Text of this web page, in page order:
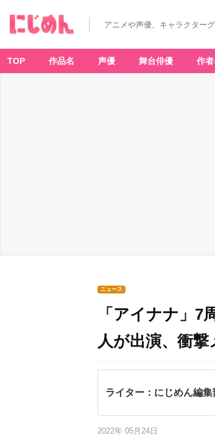
アニメや声優、キャラクター
TOP 作品名 声優 舞台俳優 作者
ニュース
「アイナナ」7
人が出演、衝撃
ライター：にじめん編集
2022年 05月24日